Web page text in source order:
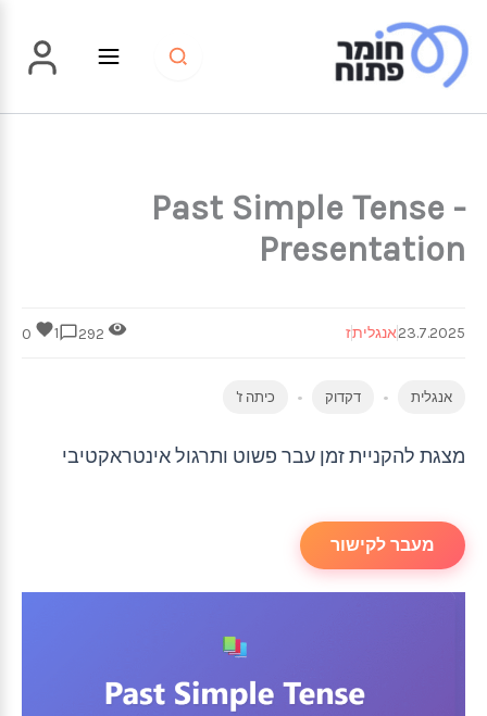
לתוכן
Past Simple Tense -
Presentation
23.7.2025אנגליתז 1
אנגלית דקדוק כיתה ז'
מצגת להקניית זמן עבר פשוט ותרגול אינטראקטיבי
מעבר לקישור